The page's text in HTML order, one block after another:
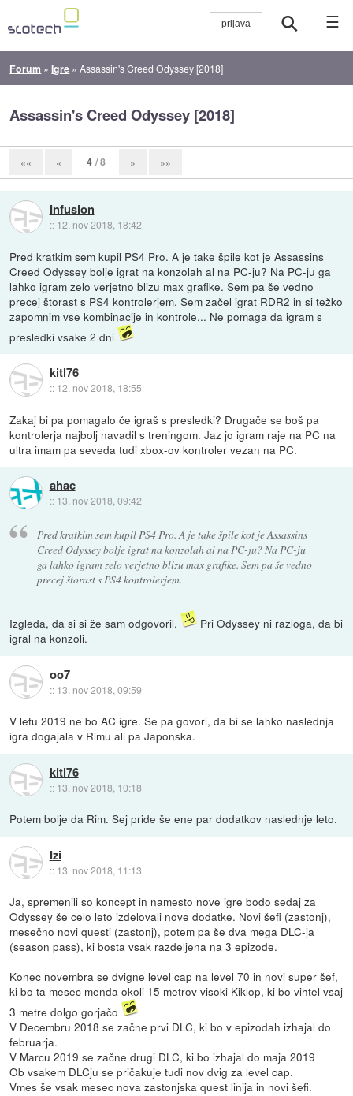
☰
Forum »Igre »Assassin's Creed Odyssey [2018]
Assassin's Creed Odyssey [2018]
«« « 4 / 8 » »»
Infusion
:: 12. nov 2018, 18:42
Pred kratkim sem kupil PS4 Pro. A je take špile kot je Assassins
Creed Odyssey bolje igrat na konzolah al na PC-ju? Na PC-ju ga
lahko igram zelo verjetno blizu max grafike. Sem pa še vedno
precej štorast s PS4 kontrolerjem. Sem začel igrat RDR2 in si težko
zapomnim vse kombinacije in kontrole... Ne pomaga da igram s
presledki vsake 2 dni
kitl76
:: 12. nov 2018, 18:55
Zakaj bi pa pomagalo če igraš s presledki? Drugače se boš pa
kontrolerja najbolj navadil s treningom. Jaz jo igram raje na PC na
ultra imam pa seveda tudi xbox-ov kontroler vezan na PC.
ahac
:: 13. nov 2018, 09:42
Pred kratkim sem kupil PS4 Pro. A je take špile kot je Assassins
Creed Odyssey bolje igrat na konzolah al na PC-ju? Na PC-ju
ga lahko igram zelo verjetno blizu max grafike. Sem pa še vedno
precej štorast s PS4 kontrolerjem.
Izgleda, da si si že sam odgovoril.
Pri Odyssey ni razloga, da bi
igral na konzoli.
oo7
:: 13. nov 2018, 09:59
V letu 2019 ne bo AC igre. Se pa govori, da bi se lahko naslednja
igra dogajala v Rimu ali pa Japonska.
kitl76
:: 13. nov 2018, 10:18
Potem bolje da Rim. Sej pride še ene par dodatkov naslednje leto.
Izi
:: 13. nov 2018, 11:13
Ja, spremenili so koncept in namesto nove igre bodo sedaj za
Odyssey še celo leto izdelovali nove dodatke. Novi šefi (zastonj),
mesečno novi questi (zastonj), potem pa še dva mega DLC-ja
(season pass), ki bosta vsak razdeljena na 3 epizode.
Konec novembra se dvigne level cap na level 70 in novi super šef,
ki bo ta mesec menda okoli 15 metrov visoki Kiklop, ki bo vihtel vsaj
3 metre dolgo gorjačo
V Decembru 2018 se začne prvi DLC, ki bo v epizodah izhajal do
februarja.
V Marcu 2019 se začne drugi DLC, ki bo izhajal do maja 2019
Ob vsakem DLCju se pričakuje tudi nov dvig za level cap.
Vmes še vsak mesec nova zastonjska quest linija in novi šefi.